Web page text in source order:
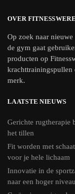
OVER
Op zoek naar
de gym gaat
producten op
krachttrainingspullen
merk.
LAATSTE NIEUWS
Gerichte rugtherapie
het tillen
Fit worden met
voor je hele lichaam
Innovatie in de
naar een hoger